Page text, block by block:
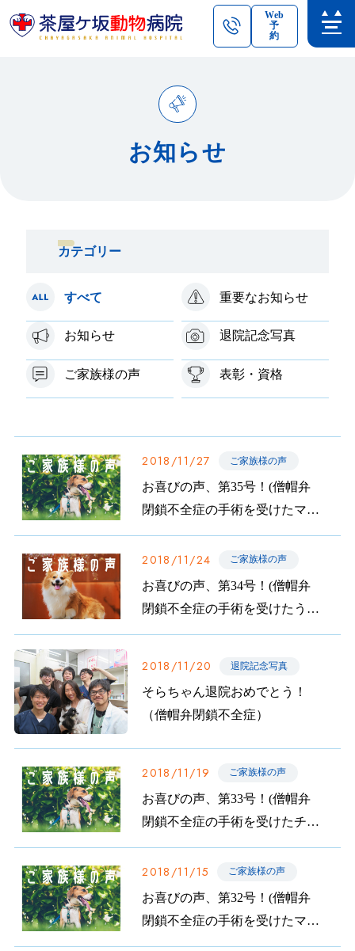
Web
予
約
お知らせ
カテゴリー
すべて 重要なお知らせ
お知らせ 退院記念写真
ご家族様の声 表彰・資格
2018/11/27 ご家族様の声
お喜びの声、第35号！(僧帽弁
閉鎖不全症の手術を受けたマル
ちゃんのご家族から)
2018/11/24 ご家族様の声
お喜びの声、第34号！(僧帽弁
閉鎖不全症の手術を受けたうた
ちゃんのご家族から)
2018/11/20 退院記念写真
そらちゃん退院おめでとう！
（僧帽弁閉鎖不全症）
2018/11/19 ご家族様の声
お喜びの声、第33号！(僧帽弁
閉鎖不全症の手術を受けたチョ
ロちゃんのご家族から)
2018/11/15 ご家族様の声
お喜びの声、第32号！(僧帽弁
閉鎖不全症の手術を受けたマロ
ンちゃんのご家族から)